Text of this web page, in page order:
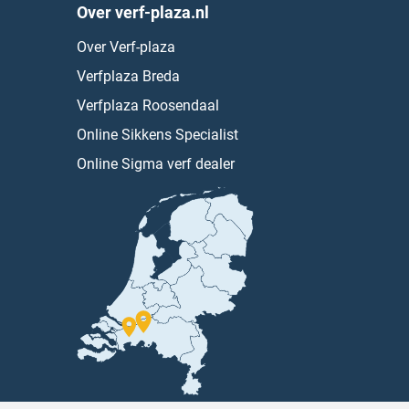
Over verf-plaza.nl
Over Verf-plaza
Verfplaza Breda
Verfplaza Roosendaal
Online Sikkens Specialist
Online Sigma verf dealer